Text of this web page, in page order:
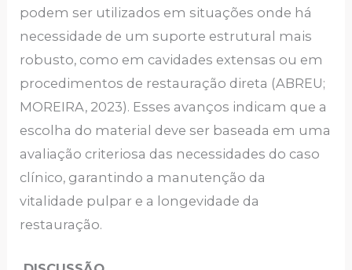
podem ser utilizados em situações onde há
necessidade de um suporte estrutural mais
robusto, como em cavidades extensas ou em
procedimentos de restauração direta (ABREU;
MOREIRA, 2023). Esses avanços indicam que a
escolha do material deve ser baseada em uma
avaliação criteriosa das necessidades do caso
clínico, garantindo a manutenção da
vitalidade pulpar e a longevidade da
restauração.